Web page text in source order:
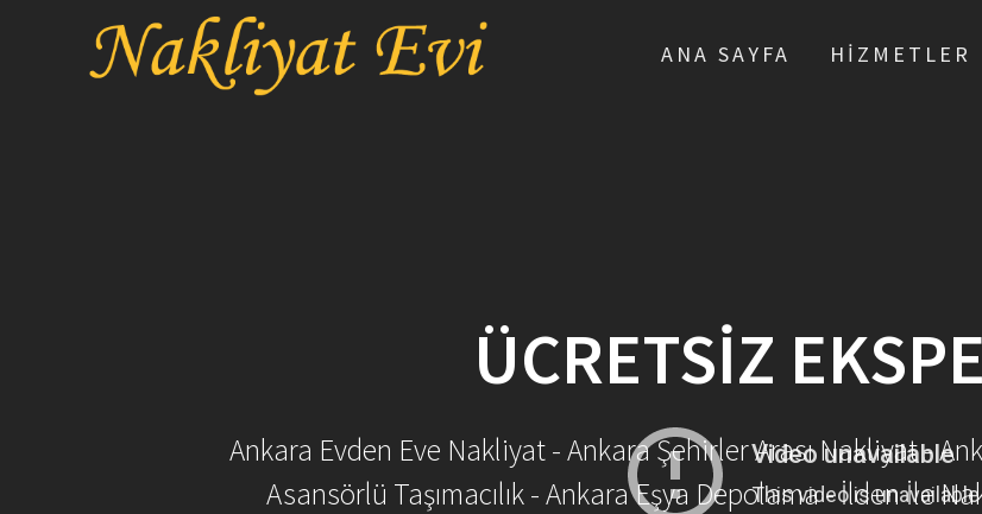
ANA SAYFA HIZMETLER
ÜCRETSIZ
Ankara Evden Eve Nakliyat - Ankara Şehirler Arası Nakliyat -
Asansörlü Taşımacılık - Ankara Eşya Depolama - İlden İle